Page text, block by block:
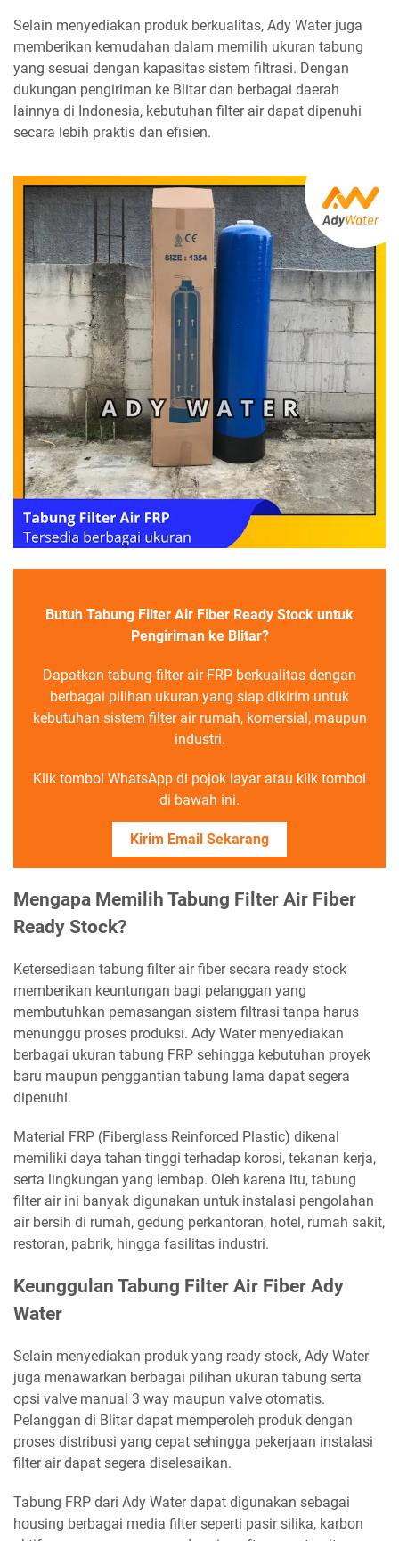
Selain menyediakan produk berkualitas, Ady Water juga
memberikan kemudahan dalam memilih ukuran tabung
yang sesuai dengan kapasitas sistem filtrasi. Dengan
dukungan pengiriman ke Blitar dan berbagai daerah
lainnya di Indonesia, kebutuhan filter air dapat dipenuhi
secara lebih praktis dan efisien.
Butuh Tabung Filter Air Fiber Ready Stock untuk
Pengiriman ke Blitar?
Dapatkan tabung filter air FRP berkualitas dengan
berbagai pilihan ukuran yang siap dikirim untuk
kebutuhan sistem filter air rumah, komersial, maupun
industri.
Klik tombol WhatsApp di pojok layar atau klik tombol
di bawah ini.
Kirim Email Sekarang
Mengapa Memilih Tabung Filter Air Fiber
Ready Stock?
Ketersediaan tabung filter air fiber secara ready stock
memberikan keuntungan bagi pelanggan yang
membutuhkan pemasangan sistem filtrasi tanpa harus
menunggu proses produksi. Ady Water menyediakan
berbagai ukuran tabung FRP sehingga kebutuhan proyek
baru maupun penggantian tabung lama dapat segera
dipenuhi.
Material FRP (Fiberglass Reinforced Plastic) dikenal
memiliki daya tahan tinggi terhadap korosi, tekanan kerja,
serta lingkungan yang lembap. Oleh karena itu, tabung
filter air ini banyak digunakan untuk instalasi pengolahan
air bersih di rumah, gedung perkantoran, hotel, rumah sakit,
restoran, pabrik, hingga fasilitas industri.
Keunggulan Tabung Filter Air Fiber Ady
Water
Selain menyediakan produk yang ready stock, Ady Water
juga menawarkan berbagai pilihan ukuran tabung serta
opsi valve manual 3 way maupun valve otomatis.
Pelanggan di Blitar dapat memperoleh produk dengan
proses distribusi yang cepat sehingga pekerjaan instalasi
filter air dapat segera diselesaikan.
Tabung FRP dari Ady Water dapat digunakan sebagai
housing berbagai media filter seperti pasir silika, karbon